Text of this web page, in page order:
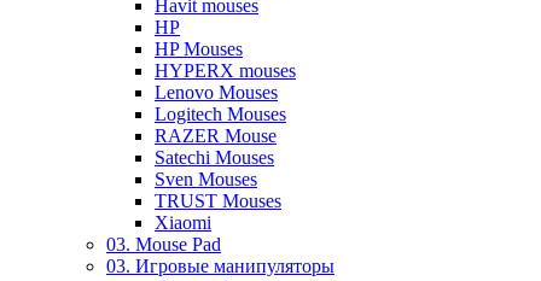
Havit mouses
HP
HP Mouses
HYPERX mouses
Lenovo Mouses
Logitech Mouses
RAZER Mouse
Satechi Mouses
Sven Mouses
TRUST Mouses
Xiaomi
03. Mouse Pad
03. Игровые манипуляторы